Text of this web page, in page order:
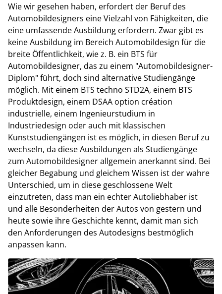
Wie wir gesehen haben, erfordert der Beruf des
Automobildesigners eine Vielzahl von Fähigkeiten, die
eine umfassende Ausbildung erfordern. Zwar gibt es
keine Ausbildung im Bereich Automobildesign für die
breite Öffentlichkeit, wie z. B. ein BTS für
Automobildesigner, das zu einem "Automobildesigner-
Diplom" führt, doch sind alternative Studiengänge
möglich. Mit einem BTS techno STD2A, einem BTS
Produktdesign, einem DSAA option création
industrielle, einem Ingenieurstudium in
Industriedesign oder auch mit klassischen
Kunststudiengängen ist es möglich, in diesen Beruf zu
wechseln, da diese Ausbildungen als Studiengänge
zum Automobildesigner allgemein anerkannt sind. Bei
gleicher Begabung und gleichem Wissen ist der wahre
Unterschied, um in diese geschlossene Welt
einzutreten, dass man ein echter Autoliebhaber ist
und alle Besonderheiten der Autos von gestern und
heute sowie ihre Geschichte kennt, damit man sich
den Anforderungen des Autodesigns bestmöglich
anpassen kann.